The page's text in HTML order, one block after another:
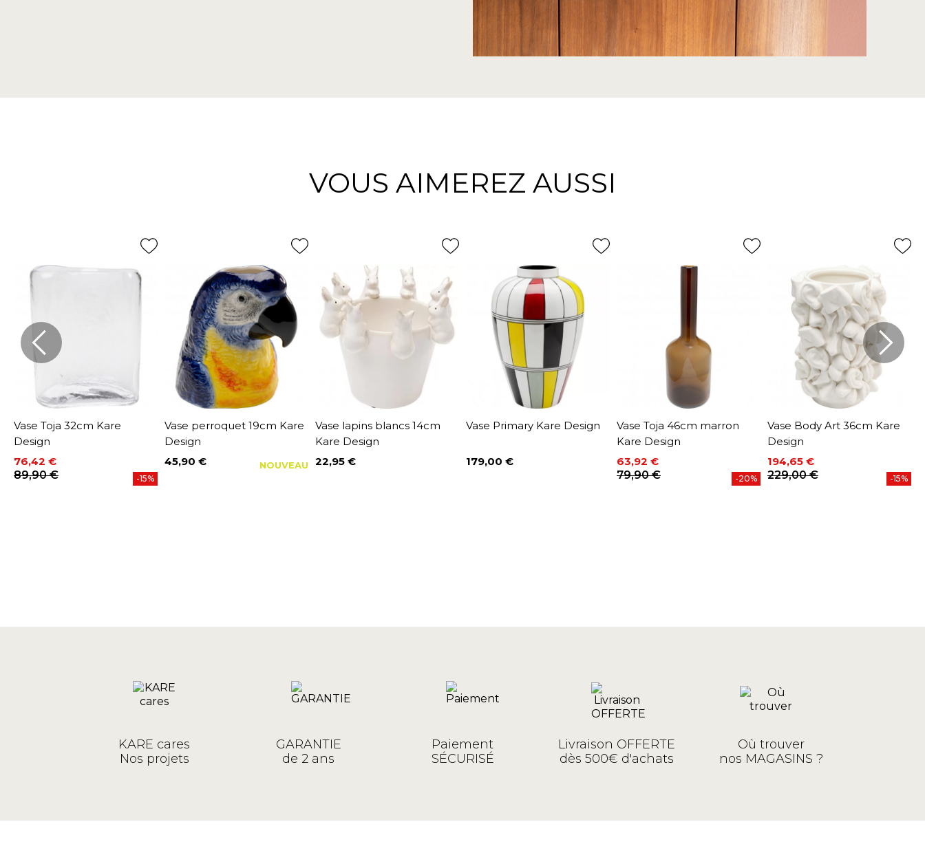
VOUS AIMEREZ AUSSI
Vase Toja 32cm Kare
Design
Prix
76,42 €
Prix de base
89,90 € -15%
Vase perroquet 19cm Kare
Design
Prix
45,90 € NOUVEAU
Vase lapins blancs 14cm
Kare Design
Prix
22,95 €
Vase Primary Kare Design
Prix
179,00 €
Vase Toja 46cm marron
Kare Design
Prix
63,92 €
Prix de base
79,90 € -20%
Vase Body Art 36cm Kare
Design
Prix
194,65 €
Prix de base
229,00 € -15%
KARE cares
Nos projets
GARANTIE
de 2 ans
Paiement
SÉCURISÉ
Livraison OFFERTE
dès 500€ d'achats
Où trouver
nos MAGASINS ?